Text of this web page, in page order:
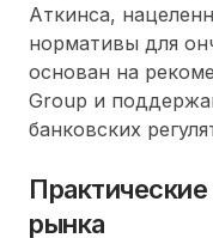
Аткинса,
нормативы для
основан на
Group и
банковских
рынка